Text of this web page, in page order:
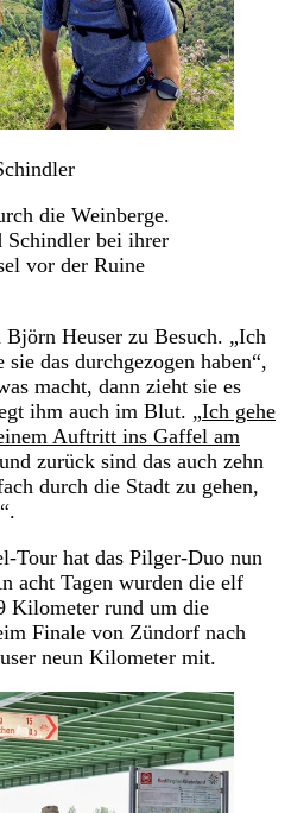
die Weinberge.
Schindler bei ihrer
vor der Ruine
Heuser zu Besuch. „Ich
das durchgezogen haben“,
macht, dann zieht sie es
ihm auch im Blut. „Ich gehe
Auftritt ins Gaffel am
zurück sind das auch zehn
durch die Stadt zu gehen,
Tour hat das Pilger-Duo nun
acht Tagen wurden die elf
Kilometer rund um die
Finale von Zündorf nach
neun Kilometer mit.